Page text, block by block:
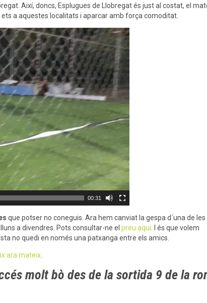
Així, doncs, Esplugues de Llobregat és just al costat, el
a aquestes localitats i aparcar amb força comoditat.
00:31
que potser no coneguis. Ara hem canviat la gespa d´una de les
a divendres. Pots consultar-ne el preu aquí. I és que volem
no quedi en només una patxanga entre els amics.
ara mateix
molt bò des de la sortida 9 de la